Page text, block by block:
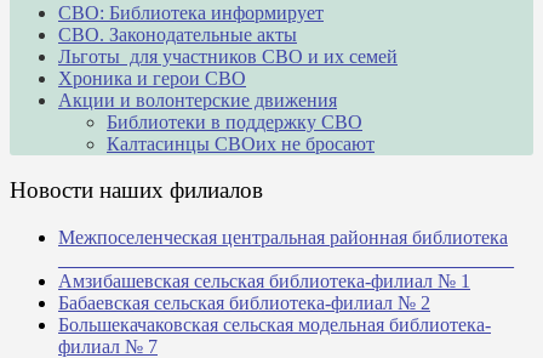
СВО: Библиотека информирует
СВО. Законодательные акты
Льготы для участников СВО и их семей
Хроника и герои СВО
Акции и волонтерские движения
Библиотеки в поддержку СВО
Калтасинцы СВОих не бросают
Новости наших филиалов
Межпоселенческая центральная районная библиотека
Амзибашевская сельская библиотека-филиал № 1
Бабаевская сельская библиотека-филиал № 2
Большекачаковская сельская модельная библиотека-
филиал № 7